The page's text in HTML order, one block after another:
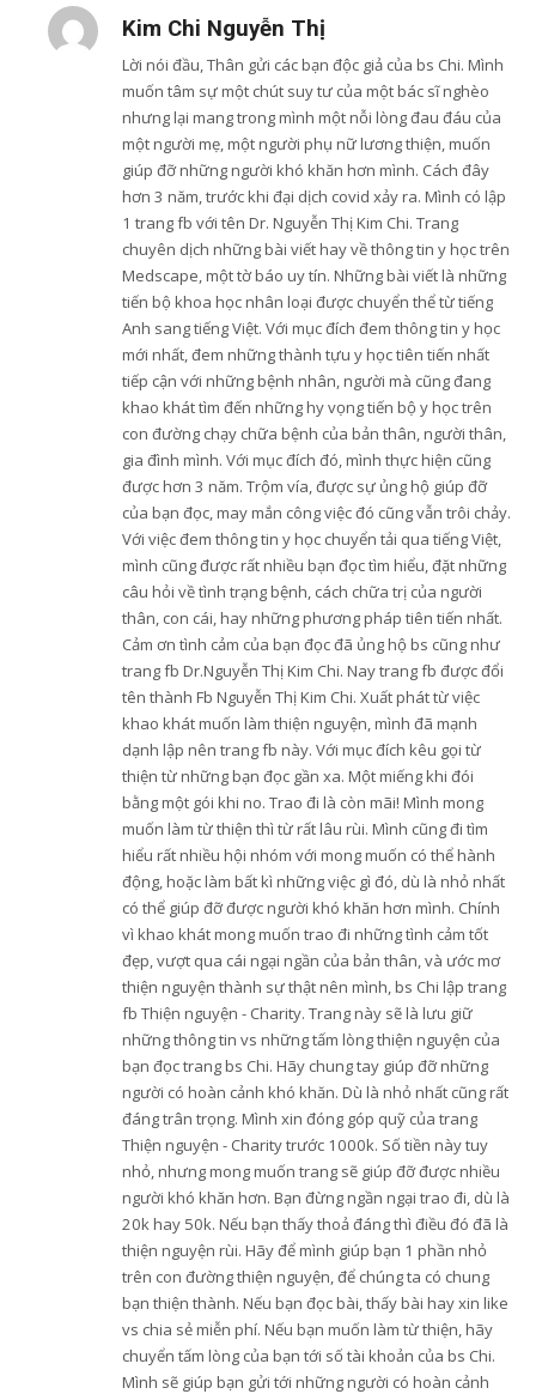
Kim Chi Nguyễn Thị
Lời nói đầu, Thân gửi các bạn độc giả của bs Chi. Mình
muốn tâm sự một chút suy tư của một bác sĩ nghèo
nhưng lại mang trong mình một nỗi lòng đau đáu của
một người mẹ, một người phụ nữ lương thiện, muốn
giúp đỡ những người khó khăn hơn mình. Cách đây
hơn 3 năm, trước khi đại dịch covid xảy ra. Mình có lập
1 trang fb với tên Dr. Nguyễn Thị Kim Chi. Trang
chuyên dịch những bài viết hay về thông tin y học trên
Medscape, một tờ báo uy tín. Những bài viết là những
tiến bộ khoa học nhân loại được chuyển thể từ tiếng
Anh sang tiếng Việt. Với mục đích đem thông tin y học
mới nhất, đem những thành tựu y học tiên tiến nhất
tiếp cận với những bệnh nhân, người mà cũng đang
khao khát tìm đến những hy vọng tiến bộ y học trên
con đường chạy chữa bệnh của bản thân, người thân,
gia đình mình. Với mục đích đó, mình thực hiện cũng
được hơn 3 năm. Trộm vía, được sự ủng hộ giúp đỡ
của bạn đọc, may mắn công việc đó cũng vẫn trôi chảy.
Với việc đem thông tin y học chuyển tải qua tiếng Việt,
mình cũng được rất nhiều bạn đọc tìm hiểu, đặt những
câu hỏi về tình trạng bệnh, cách chữa trị của người
thân, con cái, hay những phương pháp tiên tiến nhất.
Cảm ơn tình cảm của bạn đọc đã ủng hộ bs cũng như
trang fb Dr.Nguyễn Thị Kim Chi. Nay trang fb được đổi
tên thành Fb Nguyễn Thị Kim Chi. Xuất phát từ việc
khao khát muốn làm thiện nguyện, mình đã mạnh
dạnh lập nên trang fb này. Với mục đích kêu gọi từ
thiện từ những bạn đọc gần xa. Một miếng khi đói
bằng một gói khi no. Trao đi là còn mãi! Mình mong
muốn làm từ thiện thì từ rất lâu rùi. Mình cũng đi tìm
hiểu rất nhiều hội nhóm với mong muốn có thể hành
động, hoặc làm bất kì những việc gì đó, dù là nhỏ nhất
có thể giúp đỡ được người khó khăn hơn mình. Chính
vì khao khát mong muốn trao đi những tình cảm tốt
đẹp, vượt qua cái ngại ngần của bản thân, và ước mơ
thiện nguyện thành sự thật nên mình, bs Chi lập trang
fb Thiện nguyện - Charity. Trang này sẽ là lưu giữ
những thông tin vs những tấm lòng thiện nguyện của
bạn đọc trang bs Chi. Hãy chung tay giúp đỡ những
người có hoàn cảnh khó khăn. Dù là nhỏ nhất cũng rất
đáng trân trọng. Mình xin đóng góp quỹ của trang
Thiện nguyện - Charity trước 1000k. Số tiền này tuy
nhỏ, nhưng mong muốn trang sẽ giúp đỡ được nhiều
người khó khăn hơn. Bạn đừng ngần ngại trao đi, dù là
20k hay 50k. Nếu bạn thấy thoả đáng thì điều đó đã là
thiện nguyện rùi. Hãy để mình giúp bạn 1 phần nhỏ
trên con đường thiện nguyện, để chúng ta có chung
bạn thiện thành. Nếu bạn đọc bài, thấy bài hay xin like
vs chia sẻ miễn phí. Nếu bạn muốn làm từ thiện, hãy
chuyển tấm lòng của bạn tới số tài khoản của bs Chi.
Mình sẽ giúp bạn gửi tới những người có hoàn cảnh